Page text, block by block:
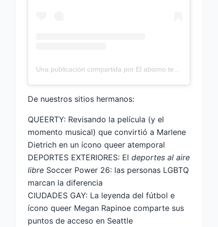
De nuestros sitios hermanos:
QUEERTY: Revisando la película (y el
momento musical) que convirtió a Marlene
Dietrich en un ícono queer atemporal
DEPORTES EXTERIORES: El deportes al aire
libre Soccer Power 26: las personas LGBTQ
marcan la diferencia
CIUDADES GAY: La leyenda del fútbol e
ícono queer Megan Rapinoe comparte sus
puntos de acceso en Seattle